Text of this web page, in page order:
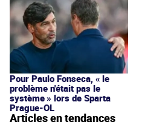
Pour Paulo Fonseca, « le
problème n'était pas le
système » lors de Sparta
Prague-OL
Articles en tendances